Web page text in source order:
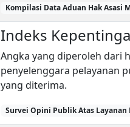
Kompilasi Data Aduan Hak Asasi
Indeks
Angka yang diperoleh dari
penyelenggara pelayanan
yang diterima.
Survei Opini Publik Atas Layanan